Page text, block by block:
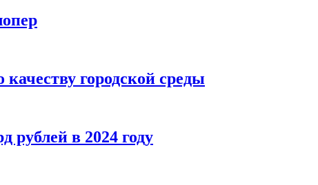
городской среды
рублей в 2024 году